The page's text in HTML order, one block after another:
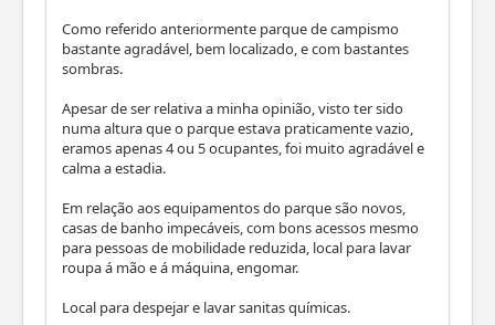
Como referido anteriormente parque de campismo
bastante agradável, bem localizado, e com bastantes
sombras.
Apesar de ser relativa a minha opinião, visto ter sido
numa altura que o parque estava praticamente vazio,
eramos apenas 4 ou 5 ocupantes, foi muito agradável e
calma a estadia.
Em relação aos equipamentos do parque são novos,
casas de banho impecáveis, com bons acessos mesmo
para pessoas de mobilidade reduzida, local para lavar
roupa á mão e á máquina, engomar.
Local para despejar e lavar sanitas químicas.